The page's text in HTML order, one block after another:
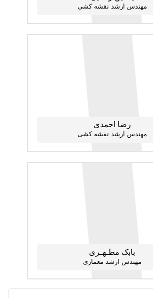
مهندس ارشد نقشه کشی
رضا احمدی
مهندس ارشد نقشه کشی
بابک مطـهـری
مهندس ارشد معماری